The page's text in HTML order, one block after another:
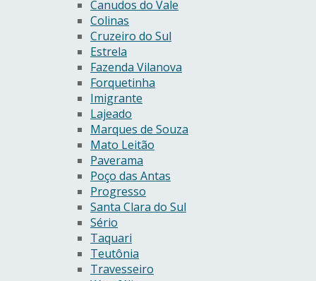
Canudos do Vale
Colinas
Cruzeiro do Sul
Estrela
Fazenda Vilanova
Forquetinha
Imigrante
Lajeado
Marques de Souza
Mato Leitão
Paverama
Poço das Antas
Progresso
Santa Clara do Sul
Sério
Taquari
Teutônia
Travesseiro